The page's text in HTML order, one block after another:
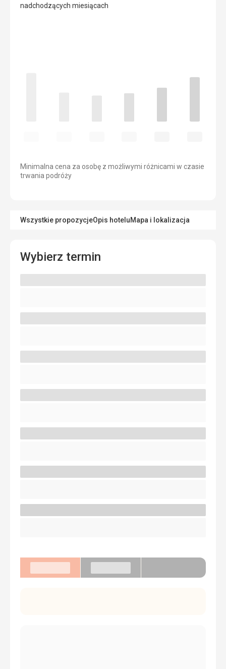
nadchodzących miesiącach
Minimalna cena za osobę z możliwymi różnicami w czasie
trwania podróży
Wszystkie propozycjeOpis hoteluMapa i lokalizacja
Wybierz termin